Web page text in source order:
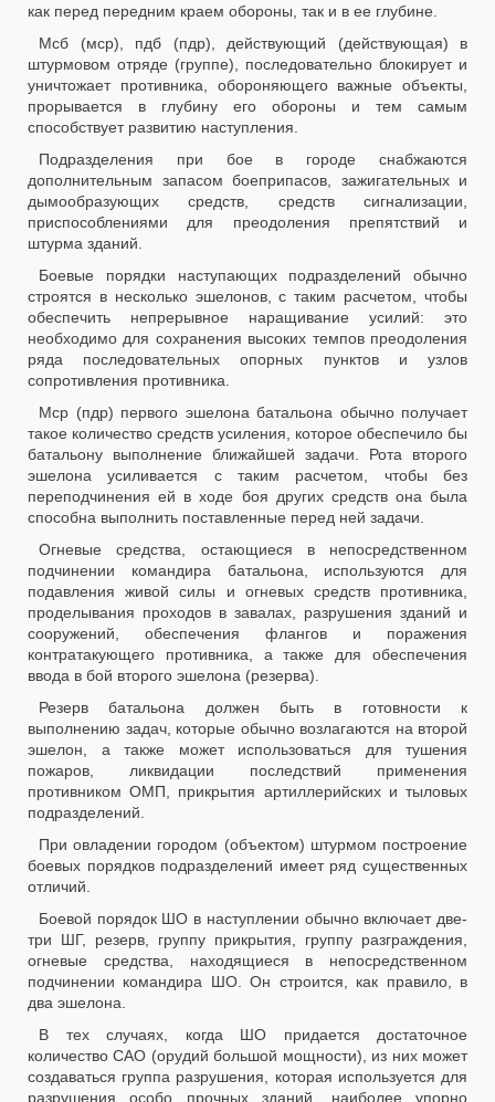
как перед передним краем обороны, так и в ее глубине.
Мсб (мср), пдб (пдр), действующий (действующая) в
штурмовом отряде (группе), последовательно блокирует и
уничтожает противника, обороняющего важные объекты,
прорывается в глубину его обороны и тем самым
способствует развитию наступления.
Подразделения при бое в городе снабжаются
дополнительным запасом боеприпасов, зажигательных и
дымообразующих средств, средств сигнализации,
приспособлениями для преодоления препятствий и
штурма зданий.
Боевые порядки наступающих подразделений обычно
строятся в несколько эшелонов, с таким расчетом, чтобы
обеспечить непрерывное наращивание усилий: это
необходимо для сохранения высоких темпов преодоления
ряда последовательных опорных пунктов и узлов
сопротивления противника.
Мср (пдр) первого эшелона батальона обычно получает
такое количество средств усиления, которое обеспечило бы
батальону выполнение ближайшей задачи. Рота второго
эшелона усиливается с таким расчетом, чтобы без
переподчинения ей в ходе боя других средств она была
способна выполнить поставленные перед ней задачи.
Огневые средства, остающиеся в непосредственном
подчинении командира батальона, используются для
подавления живой силы и огневых средств противника,
проделывания проходов в завалах, разрушения зданий и
сооружений, обеспечения флангов и поражения
контратакующего противника, а также для обеспечения
ввода в бой второго эшелона (резерва).
Резерв батальона должен быть в готовности к
выполнению задач, которые обычно возлагаются на второй
эшелон, а также может использоваться для тушения
пожаров, ликвидации последствий применения
противником ОМП, прикрытия артиллерийских и тыловых
подразделений.
При овладении городом (объектом) штурмом построение
боевых порядков подразделений имеет ряд существенных
отличий.
Боевой порядок ШО в наступлении обычно включает две-
три ШГ, резерв, группу прикрытия, группу разграждения,
огневые средства, находящиеся в непосредственном
подчинении командира ШО. Он строится, как правило, в
два эшелона.
В тех случаях, когда ШО придается достаточное
количество САО (орудий большой мощности), из них может
создаваться группа разрушения, которая используется для
разрушения особо прочных зданий, наиболее упорно